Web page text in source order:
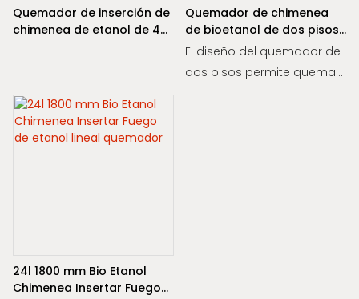
que produce emisiones
mínimas (solo vapor de
agua y dióxido de
carbono), lo que garantiza
Quemador de inserción de
chimenea de etanol de 48
Quemador de chimenea
de bioetanol de dos pisos,
inserto de chimenea de 48
pulgadas
El diseño del quemador de
dos pisos permite quemar
24l 1800 mm Bio Etanol
Chimenea Insertar Fuego